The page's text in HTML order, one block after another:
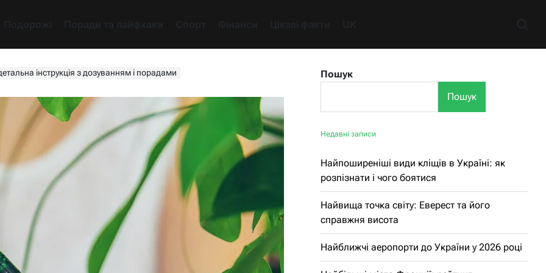
інструкція з дозуванням і порадами
Пошук
Пошук
Недавні записи
Найпоширеніші види кліщів в Україні: як
розпізнати і чого боятися
Найвища точка світу: Еверест та його
справжня висота
Найближчі аеропорти до України у 2026 році